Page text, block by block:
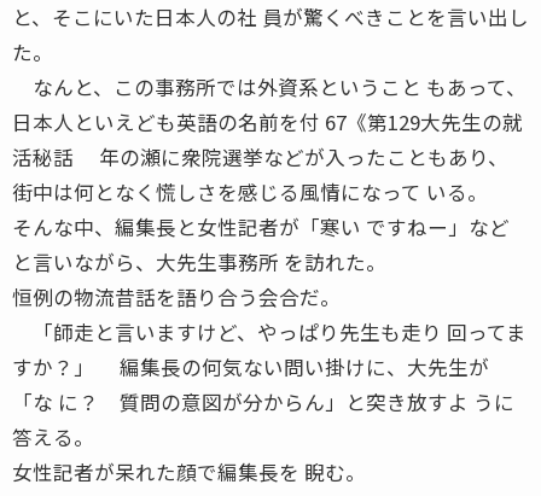
と、そこにいた日本人の社 員が驚くべきことを言い出し
た。
なんと、この事務所では外資系ということ もあって、
日本人といえども英語の名前を付 67《第129大先生の就
活秘話 年の瀬に衆院選挙などが入ったこともあり、
街中は何となく慌しさを感じる風情になって いる。
そんな中、編集長と女性記者が「寒い ですねー」など
と言いながら、大先生事務所 を訪れた。
恒例の物流昔話を語り合う会合だ。
「師走と言いますけど、やっぱり先生も走り 回ってま
すか？」 編集長の何気ない問い掛けに、大先生が
「な に？ 質問の意図が分からん」と突き放すよ うに
答える。
女性記者が呆れた顔で編集長を 睨む。